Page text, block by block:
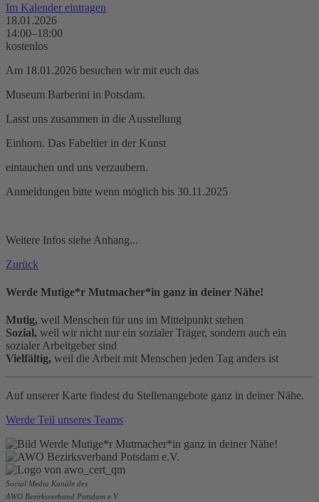
Im Kalender eintragen
18.01.2026
14:00–18:00
kostenlos
Am 18.01.2026 besuchen wir mit euch das
Museum Barberini in Potsdam.
Lasst uns zusammen in die Ausstellung
Einhorn. Das Fabeltier in der Kunst
eintauchen und uns verzaubern.
Anmeldungen bitte wenn möglich bis 30.11.2025
Weitere Infos siehe Anhang...
Zurück
Werde Mutige*r Mutmacher*in ganz in deiner Nähe!
Mutig, weil Menschen für uns im Mittelpunkt stehen
Sozial, weil wir nicht nur ein sozialer Träger, sondern auch ein
sozialer Arbeitgeber sind
Vielfältig, weil die Arbeit mit Menschen jeden Tag anders ist
Auf unserer Karte findest du Stellenangebote ganz in deiner Nähe.
Werde Teil unseres Teams
Social Media Kanäle des
AWO Bezirksverband Potsdam e.V.